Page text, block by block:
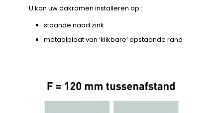
U kan uw dakramen installeren op :
staande naad zink
metaalplaat van ‘klikbare’ opstaande rand